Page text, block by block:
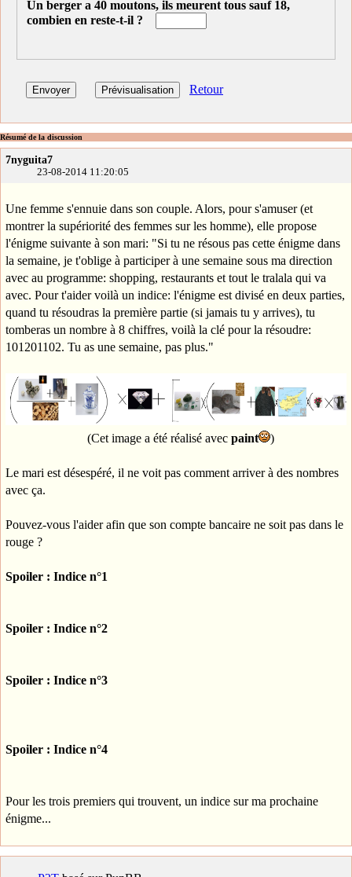
Un berger a 40 moutons, ils meurent tous sauf 18,
combien en reste-t-il ?
Retour
Résumé de la discussion
7nyguita7
23-08-2014 11:20:05
Une femme s'ennuie dans son couple. Alors, pour s'amuser (et
montrer la supériorité des femmes sur les homme), elle propose
l'énigme suivante à son mari: "Si tu ne résous pas cette énigme dans
la semaine, je t'oblige à participer à une semaine sous ma direction
avec au programme: shopping, restaurants et tout le tralala qui va
avec. Pour t'aider voilà un indice: l'énigme est divisé en deux parties,
quand tu résoudras la première partie (si jamais tu y arrives), tu
tomberas un nombre à 8 chiffres, voilà la clé pour la résoudre:
101201102. Tu as une semaine, pas plus."
(Cet image a été réalisé avec paint )
Le mari est désespéré, il ne voit pas comment arriver à des nombres
avec ça.
Pouvez-vous l'aider afin que son compte bancaire ne soit pas dans le
rouge ?
Spoiler : Indice n°1
Spoiler : Indice n°2
Spoiler : Indice n°3
Spoiler : Indice n°4
Pour les trois premiers qui trouvent, un indice sur ma prochaine
énigme...